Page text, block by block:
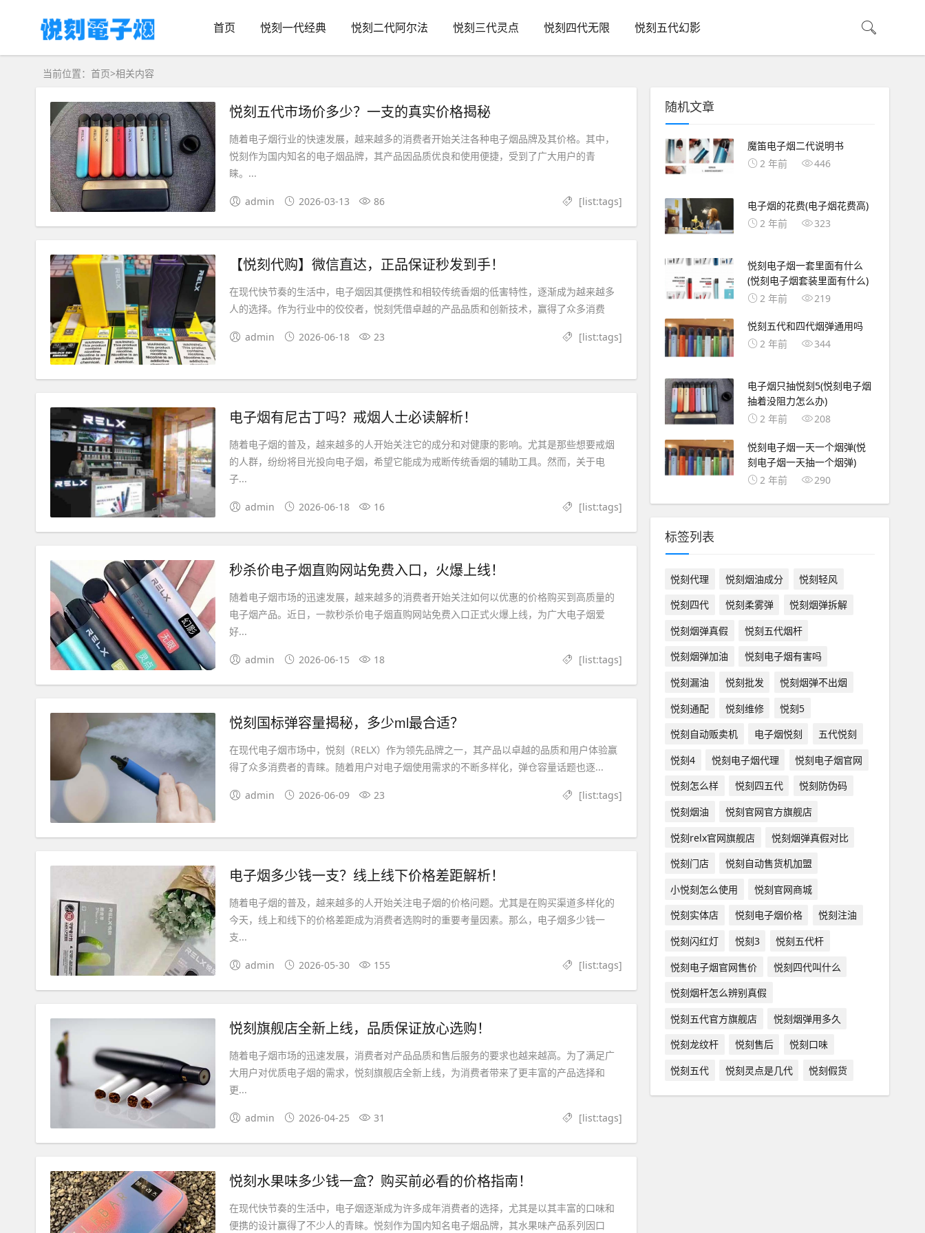
首页 悦刻一代经典 悦刻二代阿尔法 悦刻三代灵点 悦刻四代无限 悦刻五代幻影
当前位置： 首页>相关内容
悦刻五代市场价多少？一支的真实价格揭秘
随着电子烟行业的快速发展，越来越多的消费者开始关注各种电子烟品牌及其价格。其中，
悦刻作为国内知名的电子烟品牌，其产品因品质优良和使用便捷，受到了广大用户的青
睐。...
admin 2026-03-13 86 [list:tags]
【悦刻代购】微信直达，正品保证秒发到手！
在现代快节奏的生活中，电子烟因其便携性和相较传统香烟的低害特性，逐渐成为越来越多
人的选择。作为行业中的佼佼者，悦刻凭借卓越的产品品质和创新技术，赢得了众多消费
admin 2026-06-18 23 [list:tags]
电子烟有尼古丁吗？戒烟人士必读解析！
随着电子烟的普及，越来越多的人开始关注它的成分和对健康的影响。尤其是那些想要戒烟
的人群，纷纷将目光投向电子烟，希望它能成为戒断传统香烟的辅助工具。然而，关于电
子...
admin 2026-06-18 16 [list:tags]
秒杀价电子烟直购网站免费入口，火爆上线！
随着电子烟市场的迅速发展，越来越多的消费者开始关注如何以优惠的价格购买到高质量的
电子烟产品。近日，一款秒杀价电子烟直购网站免费入口正式火爆上线，为广大电子烟爱
好...
admin 2026-06-15 18 [list:tags]
悦刻国标弹容量揭秘，多少ml最合适？
在现代电子烟市场中，悦刻（RELX）作为领先品牌之一，其产品以卓越的品质和用户体验赢
得了众多消费者的青睐。随着用户对电子烟使用需求的不断多样化，弹仓容量话题也逐...
admin 2026-06-09 23 [list:tags]
电子烟多少钱一支？线上线下价格差距解析！
随着电子烟的普及，越来越多的人开始关注电子烟的价格问题。尤其是在购买渠道多样化的
今天，线上和线下的价格差距成为消费者选购时的重要考量因素。那么，电子烟多少钱一
支...
admin 2026-05-30 155 [list:tags]
悦刻旗舰店全新上线，品质保证放心选购！
随着电子烟市场的迅速发展，消费者对产品品质和售后服务的要求也越来越高。为了满足广
大用户对优质电子烟的需求，悦刻旗舰店全新上线，为消费者带来了更丰富的产品选择和
更...
admin 2026-04-25 31 [list:tags]
悦刻水果味多少钱一盒？购买前必看的价格指南！
在现代快节奏的生活中，电子烟逐渐成为许多成年消费者的选择，尤其是以其丰富的口味和
便携的设计赢得了不少人的青睐。悦刻作为国内知名电子烟品牌，其水果味产品系列因口
随机文章
魔笛电子烟二代说明书
2 年前
446
电子烟的花费(电子烟花费高)
2 年前
323
悦刻电子烟一套里面有什么
(悦刻电子烟套装里面有什么)
2 年前
219
悦刻五代和四代烟弹通用吗
2 年前
344
电子烟只抽悦刻5(悦刻电子烟
抽着没阻力怎么办)
2 年前
208
悦刻电子烟一天一个烟弹(悦
刻电子烟一天抽一个烟弹)
2 年前
290
标签列表
悦刻代理 悦刻烟油成分
悦刻轻风
悦刻四代
悦刻柔雾弹
悦刻烟弹拆解
悦刻烟弹真假
悦刻五代烟杆
悦刻烟弹加油
悦刻电子烟有害吗
悦刻漏油
悦刻批发
悦刻烟弹不出烟
悦刻通配
悦刻维修
悦刻5
悦刻自动贩卖机
电子烟悦刻
五代悦刻
悦刻4
悦刻电子烟代理
悦刻电子烟官网
悦刻怎么样
悦刻四五代
悦刻防伪码
悦刻烟油
悦刻官网官方旗舰店
悦刻relx官网旗舰店
悦刻烟弹真假对比
悦刻门店
悦刻自动售货机加盟
小悦刻怎么使用
悦刻官网商城
悦刻实体店
悦刻电子烟价格
悦刻注油
悦刻闪红灯
悦刻3
悦刻五代杆
悦刻电子烟官网售价
悦刻四代叫什么
悦刻烟杆怎么辨别真假
悦刻五代官方旗舰店
悦刻烟弹用多久
悦刻龙纹杆
悦刻售后
悦刻口味
悦刻五代
悦刻灵点是几代 悦刻假货